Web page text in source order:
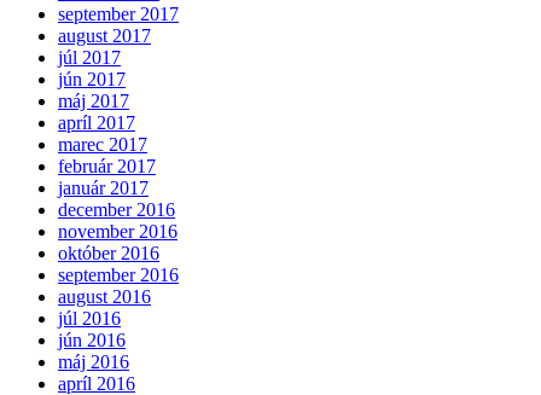
september 2017
august 2017
júl 2017
jún 2017
máj 2017
apríl 2017
marec 2017
február 2017
január 2017
december 2016
november 2016
október 2016
september 2016
august 2016
júl 2016
jún 2016
máj 2016
apríl 2016